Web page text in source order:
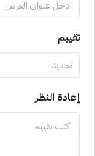
تقييم
تحديد
إعادة النظر